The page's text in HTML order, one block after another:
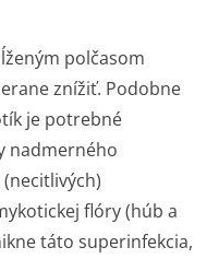
polčasom
znížiť. Podobne
je potrebné
nadmerného
flóry (húb a
táto superinfekcia,